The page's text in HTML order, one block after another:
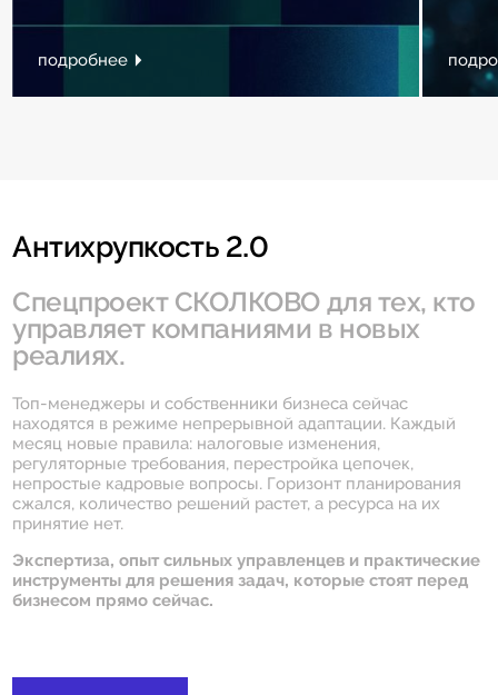
подробнее
Антихрупкость 2.0
Спецпроект СКОЛКОВО для тех, кто
управляет компаниями в новых
реалиях.
Топ-менеджеры и собственники бизнеса сейчас
находятся в режиме непрерывной адаптации. Каждый
месяц новые правила: налоговые изменения,
регуляторные требования, перестройка цепочек,
непростые кадровые вопросы. Горизонт планирования
сжался, количество решений растет, а ресурса на их
принятие нет.
Экспертиза, опыт сильных управленцев и практические
инструменты для решения задач, которые стоят перед
бизнесом прямо сейчас.